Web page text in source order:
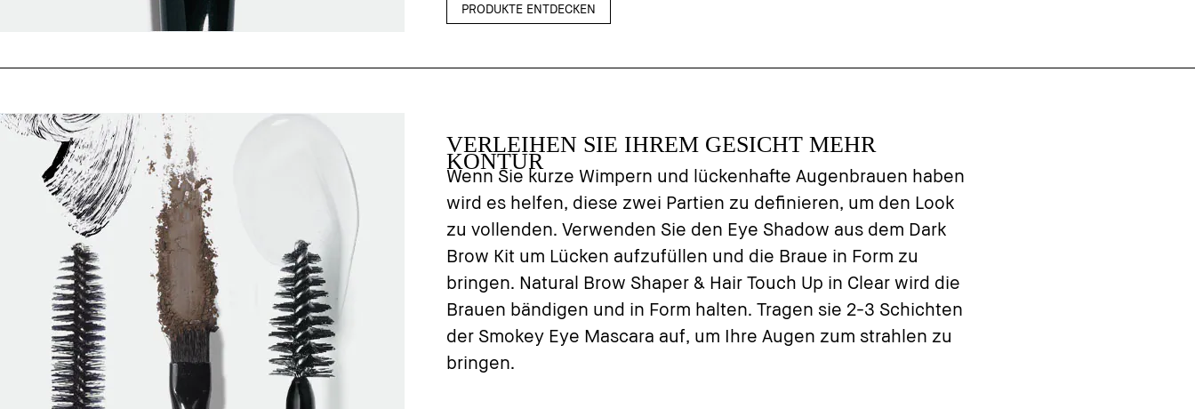
PRODUKTE ENTDECKEN
VERLEIHEN SIE IHREM GESICHT MEHR
KONTUR
Wenn Sie kurze Wimpern und lückenhafte Augenbrauen haben
wird es helfen, diese zwei Partien zu definieren, um den Look
zu vollenden. Verwenden Sie den Eye Shadow aus dem Dark
Brow Kit um Lücken aufzufüllen und die Braue in Form zu
bringen. Natural Brow Shaper & Hair Touch Up in Clear wird die
Brauen bändigen und in Form halten. Tragen sie 2-3 Schichten
der Smokey Eye Mascara auf, um Ihre Augen zum strahlen zu
bringen.